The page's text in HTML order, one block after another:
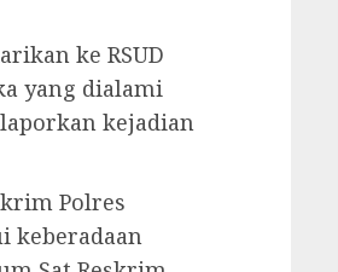
ke RSUD
yang dialami
kejadian
Polres
keberadaan